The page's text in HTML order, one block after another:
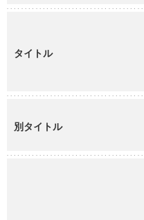
タイトル
別タイトル